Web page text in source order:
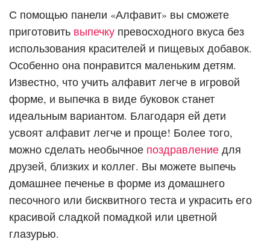
С помощью панели «Алфавит» вы сможете
приготовить выпечку превосходного вкуса без
использования красителей и пищевых добавок.
Особенно она понравится маленьким детям.
Известно, что учить алфавит легче в игровой
форме, и выпечка в виде буковок станет
идеальным вариантом. Благодаря ей дети
усвоят алфавит легче и проще! Более того,
можно сделать необычное поздравление для
друзей, близких и коллег. Вы можете выпечь
домашнее печенье в форме из домашнего
песочного или бисквитного теста и украсить его
красивой сладкой помадкой или цветной
глазурью.